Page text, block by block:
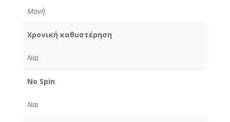
Μονή
Χρονική καθυστέρηση
Ναι
No Spin
Ναι